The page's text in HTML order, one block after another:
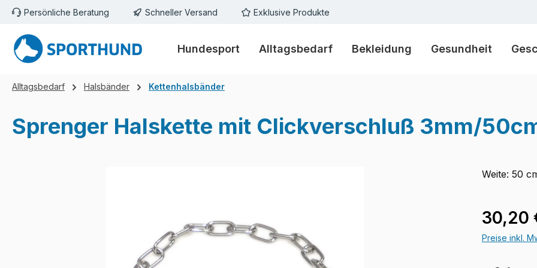
Hauptinhalt springen
Zur Suche springen
Zur Hauptnavigation springen
Persönliche Beratung Schneller Versand Exklusive Produkte
Hundesport Alltagsbedarf Bekleidung Gesundheit
Alltagsbedarf Halsbänder Kettenhalsbänder
Sprenger Halskette mit Clickverschluß 3mm/
Weite: 50
Regulärer
30,20
Preise inkl.